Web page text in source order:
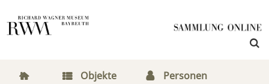
Objekte Personen